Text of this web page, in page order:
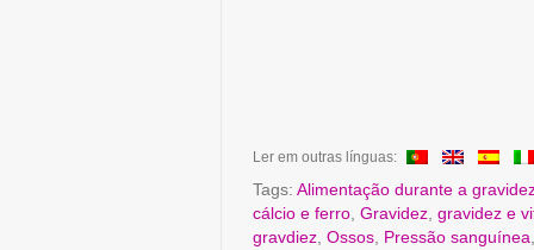
Ler em outras línguas:
Tags: Alimentação durante a
cálcio e ferro Gravidez gravidez e
gravdiez Ossos Pressão sanguínea